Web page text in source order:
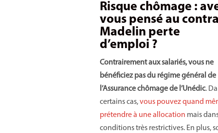
Risque chômage :
vous pensé au
Madelin perte
d’emploi ?
Contrairement aux salariés, vous ne
bénéficiez pas du régime général de
l’Assurance chômage de l’Unédic.
certains cas,vous pouvez quand
prétendre à une allocation mais
conditions très restrictives. En plus,